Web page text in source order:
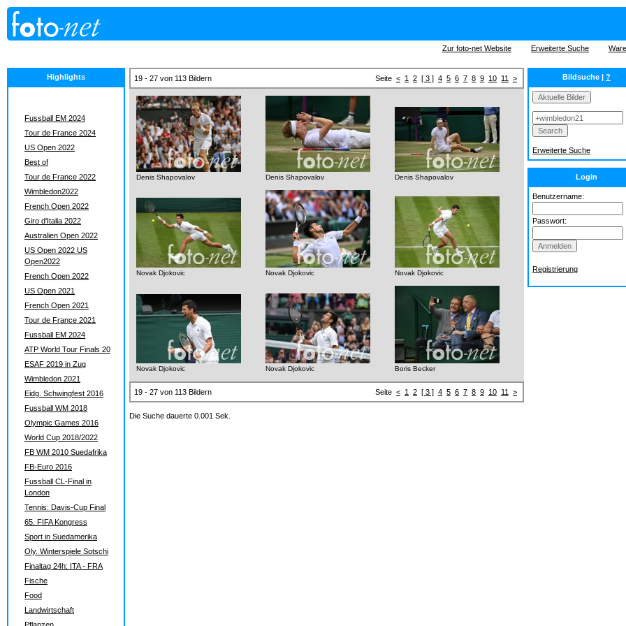
Zur foto-net Website Erweiterte Suche
Highlights
Fussball EM 2024
Tour de France 2024
US Open 2022
Best of
Tour de France 2022
Wimbledon2022
French Open 2022
Giro d'Italia 2022
Australien Open 2022
US Open 2022 US
Open2022
French Open 2022
US Open 2021
French Open 2021
Tour de France 2021
Fussball EM 2024
ATP World Tour Finals 20
ESAF 2019 in Zug
Wimbledon 2021
Eidg. Schwingfest 2016
Fussball WM 2018
Olympic Games 2016
World Cup 2018/2022
FB WM 2010 Suedafrika
FB-Euro 2016
Fussball CL-Final in
London
Tennis: Davis-Cup Final
65. FIFA Kongress
Sport in Suedamerika
Oly. Winterspiele Sotschi
Finaltag 24h: ITA - FRA
Fische
Food
Landwirtschaft
19 - 27 von 113 Bildern Seite < 1 2 [ 3 ] 4 5 6 7 8 9 10 11 >
Denis Shapovalov Denis Shapovalov Denis Shapovalov
Novak Djokovic Novak Djokovic Novak Djokovic
Novak Djokovic Novak Djokovic Boris Becker
19 - 27 von 113 Bildern Seite < 1 2 [ 3 ] 4 5 6 7 8 9 10 11 >
Die Suche dauerte 0.001 Sek.
Bildsuche | ?
Erweiterte Suche
Login
Benutzername:
Passwort:
Registrierung